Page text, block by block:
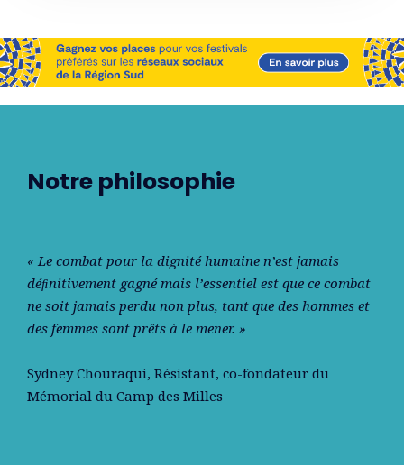
Notre philosophie
« Le combat pour la dignité humaine n’est jamais
déﬁnitivement gagné mais l’essentiel est que ce combat
ne soit jamais perdu non plus, tant que des hommes et
des femmes sont prêts à le mener. »
Sydney Chouraqui, Résistant, co-fondateur du
Mémorial du Camp des Milles